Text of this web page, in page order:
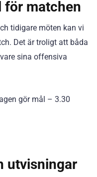
för matchen
tidigare möten kan vi
Det är troligt att båda
sina offensiva
gör mål – 3.30
utvisningar